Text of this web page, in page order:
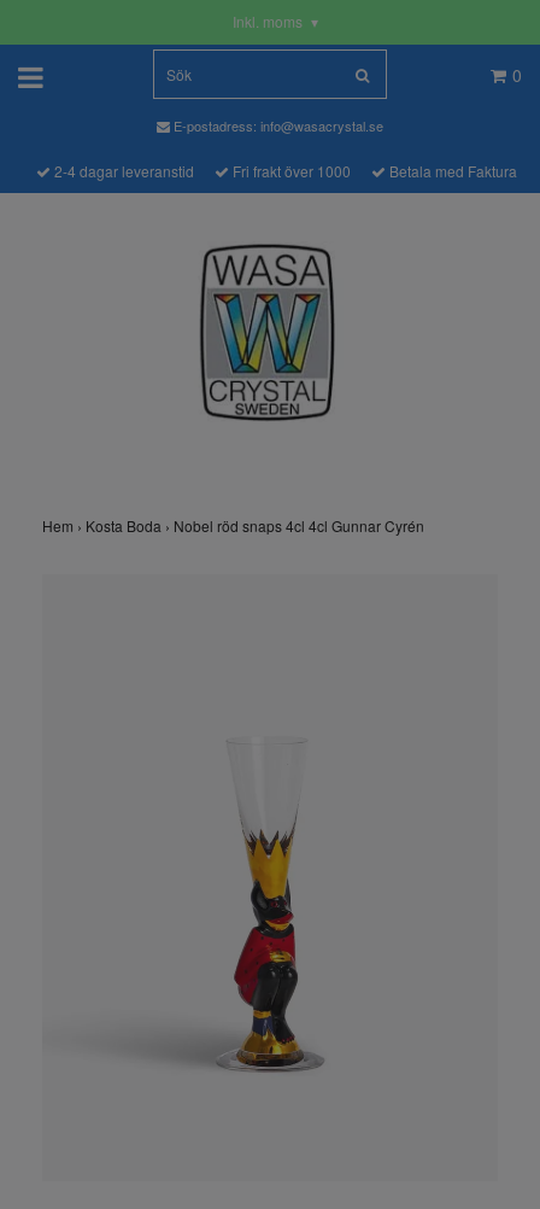
Inkl. moms ▾
0
E-postadress: info@wasacrystal.se
2-4 dagar leveranstid Fri frakt över 1000 Betala med Faktura
Hem › Kosta Boda › Nobel röd snaps 4cl 4cl Gunnar Cyrén